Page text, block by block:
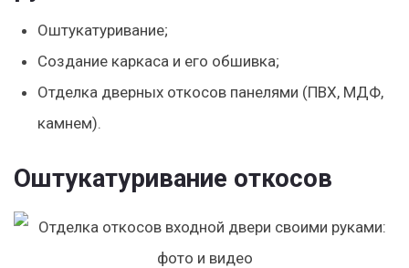
Оштукатуривание;
Создание каркаса и его обшивка;
Отделка дверных откосов панелями (ПВХ, МДФ,
камнем).
Оштукатуривание откосов